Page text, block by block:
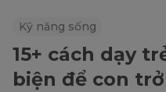
Kỹ năng sống
15+ cách dạy
biện để con